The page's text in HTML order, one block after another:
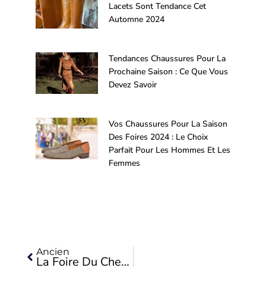
Lacets Sont Tendance Cet
Automne 2024
Tendances Chaussures Pour La
Prochaine Saison : Ce Que Vous
Devez Savoir
Vos Chaussures Pour La Saison
Des Foires 2024 : Le Choix
Parfait Pour Les Hommes Et Les
Femmes
Ancien
La Foire Du Cheval De Huelva A De Nouveau Connu Du Succès Malgré La Pluie.